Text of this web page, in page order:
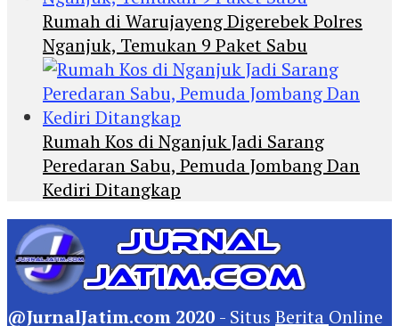
Rumah di Warujayeng Digerebek Polres
Nganjuk, Temukan 9 Paket Sabu
Rumah Kos di Nganjuk Jadi Sarang
Peredaran Sabu, Pemuda Jombang Dan
Kediri Ditangkap
@JurnalJatim.com 2020 - Situs Berita Online